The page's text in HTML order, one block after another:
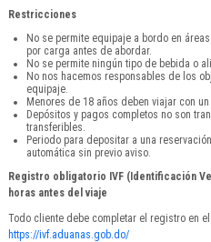
Restricciones
No se permite equipaje a bordo en
por carga antes de abordar.
No se permite ningún tipo de bebida o
No nos hacemos responsables de los
equipaje.
Menores de 18 años deben viajar con
Depósitos y pagos completos no son
transferibles.
Periodo para depositar a una
automática sin previo aviso.
Registro obligatorio IVF (Identificación
horas antes del viaje
Todo cliente debe completar el registro en
https://ivf.aduanas.gob.do/